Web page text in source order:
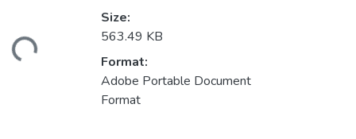
Size:
563.49 KB
Format:
Adobe Portable Document
Format